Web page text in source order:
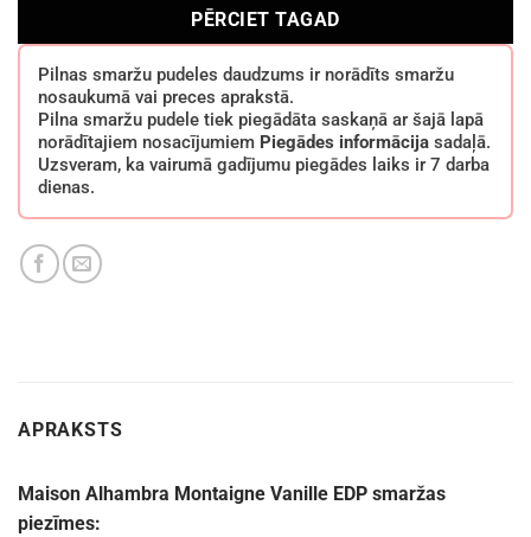
PĒRCIET TAGAD
Pilnas smaržu pudeles daudzums ir norādīts smaržu
nosaukumā vai preces aprakstā.
Pilna smaržu pudele tiek piegādāta saskaņā ar šajā lapā
norādītajiem nosacījumiem Piegādes informācija sadaļā.
Uzsveram, ka vairumā gadījumu piegādes laiks ir 7 darba
dienas.
APRAKSTS
Maison Alhambra Montaigne Vanille EDP smaržas
piezīmes: